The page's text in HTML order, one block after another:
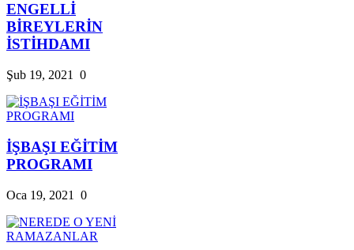
ENGELLİ
BİREYLERİN
İSTİHDAMI
Şub 19, 2021 0
İŞBAŞI EĞİTİM
PROGRAMI
Oca 19, 2021 0